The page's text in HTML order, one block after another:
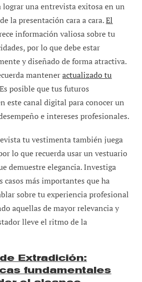
lograr una entrevista exitosa en un
la presentación cara a cara.El
información valiosa sobre tu
por lo que debe estar
y diseñado de forma atractiva.
manteneractualizado tu
posible que tus futuros
este canal digital para conocer un
e intereses profesionales.
tu vestimenta también juega
lo que recuerda usar un vestuario
demuestre elegancia. Investiga
casos más importantes que ha
sobre tu experiencia profesional
aquellas de mayor relevancia y
lleve el ritmo de la
Extradición:
fundamentales